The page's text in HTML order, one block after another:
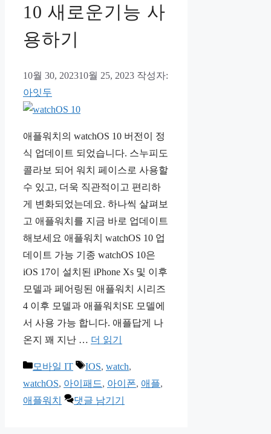
10 새로운기능 사
용하기
10월 30, 202310월 25, 2023 작성자:
아잇두
애플워치의 watchOS 10 버전이 정
식 업데이트 되었습니다. 스누피도
콜라보 되어 워치 페이스로 사용할
수 있고, 더욱 직관적이고 편리하
게 변화되었는데요. 하나씩 살펴보
고 애플워치를 지금 바로 업데이트
해보세요 애플워치 watchOS 10 업
데이트 가능 기종 watchOS 10은
iOS 17이 설치된 iPhone Xs 및 이후
모델과 페어링된 애플워치 시리즈
4 이후 모델과 애플워치SE 모델에
서 사용 가능 합니다. 애플답게 나
온지 꽤 지난 … 더 읽기
카
테
고
모바일 IT
태
그
IOS, watch,
watchOS, 아이패드, 아이폰, 애플,
애플워치
댓글 남기기